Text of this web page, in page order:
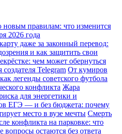
правилам: что изменится
2026 года
даже за законный перевод:
и как защитить свои
чем может обернуться
Telegram От кумиров
легенды советского футбола
конфликта Жара
для энергетики и
ЕГЭ — и без бюджета: почему
место в вузе мечты Смерть
конфликта на парковке: что
вопросы остаются без ответа